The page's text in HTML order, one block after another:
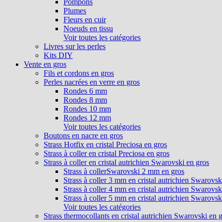
Pompons
Plumes
Fleurs en cuir
Noeuds en tissu
Voir toutes les catégories
Livres sur les perles
Kits DIY
Vente en gros
Fils et cordons en gros
Perles nacrées en verre en gros
Rondes 6 mm
Rondes 8 mm
Rondes 10 mm
Rondes 12 mm
Voir toutes les catégories
Boutons en nacre en gros
Strass Hotfix en cristal Preciosa en gros
Strass à coller en cristal Preciosa en gros
Strass à coller en cristal autrichien Swarovski en gros
Strass à collerSwarovski 2 mm en gros
Strass à coller 3 mm en cristal autrichien
Strass à coller 4 mm en cristal autrichien
Strass à coller 5 mm en cristal autrichien
Voir toutes les catégories
Strass thermocollants en cristal autrichien Swarovski en